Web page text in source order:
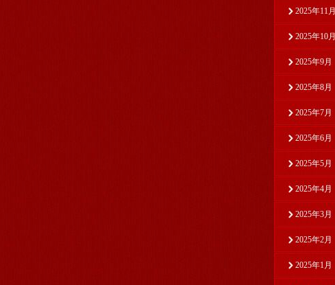
2025年11月
2025年10月
2025年9月
2025年8月
2025年7月
2025年6月
2025年5月
2025年4月
2025年3月
2025年2月
2025年1月